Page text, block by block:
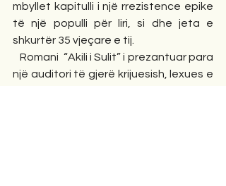
mbyllet kapitulli i një rrezistence epike
të një populli për liri, si dhe jeta e
shkurtër 35 vjeçare e tij.
Romani  “Akili i Sulit” i prezantuar para
një auditori të gjerë krijuesish, lexues e